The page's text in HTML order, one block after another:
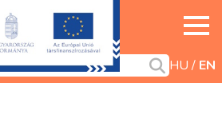
HU EN